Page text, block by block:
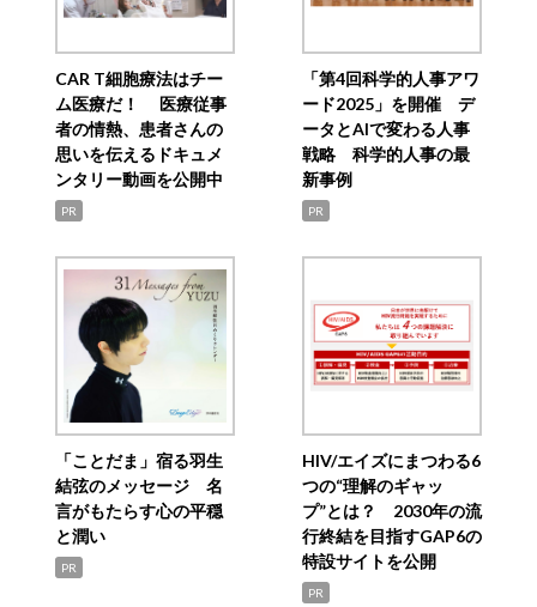
CAR T細胞療法はチー
ム医療だ！ 医療従事
者の情熱、患者さんの
思いを伝えるドキュメ
ンタリー動画を公開中
PR
「第4回科学的人事アワ
ード2025」を開催 デ
ータとAIで変わる人事
戦略 科学的人事の最
新事例
PR
「ことだま」宿る羽生
結弦のメッセージ 名
言がもたらす心の平穏
と潤い
PR
HIV/エイズにまつわる6
つの“理解のギャッ
プ”とは？ 2030年の流
行終結を目指すGAP6の
特設サイトを公開
PR